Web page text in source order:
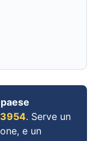
. Serve un
e un